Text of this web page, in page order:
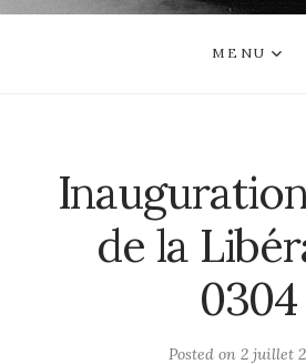
MENU
de la
0304
Posted on 2 juillet